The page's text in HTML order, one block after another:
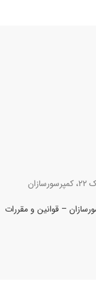
– قوانین و مقررات